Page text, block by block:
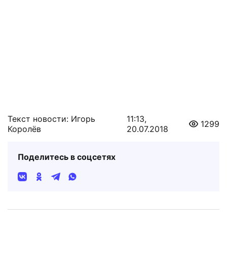
Текст новости: Игорь
Королёв
11:13,
20.07.2018
1299
Поделитесь в соцсетях